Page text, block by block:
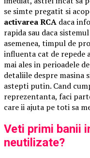
se simte pregatit si
activarea RCA daca
rapida sau daca
asemenea, timpul de
influenta cat de repede
mai ales in perioadele
detaliile despre masina
astepti putin. Cand
reprezentanta, faci
care ii ajuta pe toti sa
Veti primi banii
neutilizate?